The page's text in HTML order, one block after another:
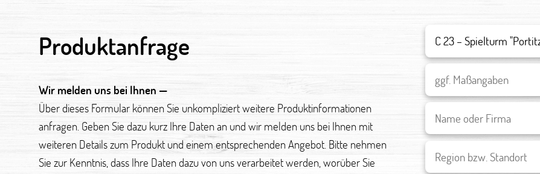
Produktanfrage
Wir melden uns bei Ihnen —
Über dieses Formular können Sie unkompliziert weitere Produktinformationen
anfragen. Geben Sie dazu kurz Ihre Daten an und wir melden uns bei Ihnen mit
weiteren Details zum Produkt und einem entsprechenden Angebot. Bitte nehmen
Sie zur Kenntnis, dass Ihre Daten dazu von uns verarbeitet werden, worüber Sie